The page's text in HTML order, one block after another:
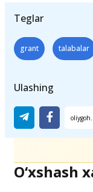
Teglar
grant talabalar
Ulashing
O‘xshash